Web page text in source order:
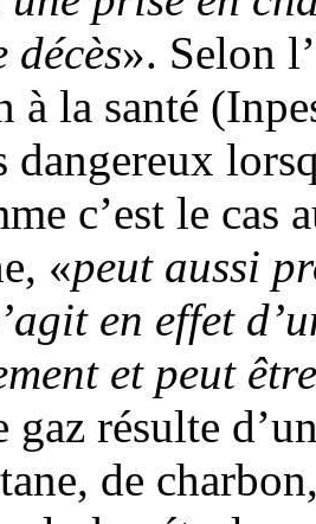
décès». Selon
à la santé
dangereux
c’est le cas
«peut aussi
en effet
et peut
gaz résulte
de